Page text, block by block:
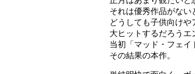
それは優秀作品がない
どうしても子供向けや
大ヒットするだろうエ
当初「マッド・フェイ
その結果の本作。